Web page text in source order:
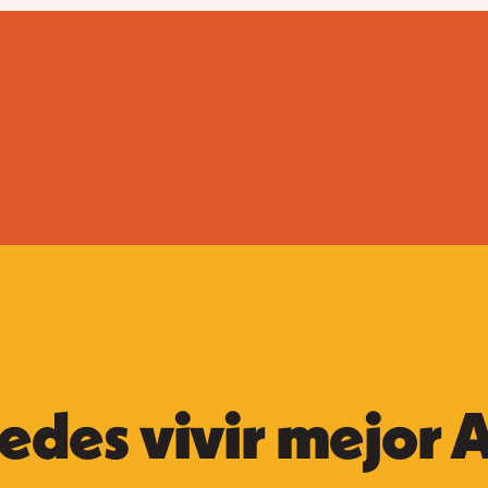
vivir mejor